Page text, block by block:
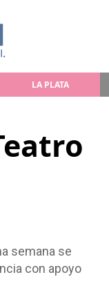
LA PLATA
semana se
con apoyo